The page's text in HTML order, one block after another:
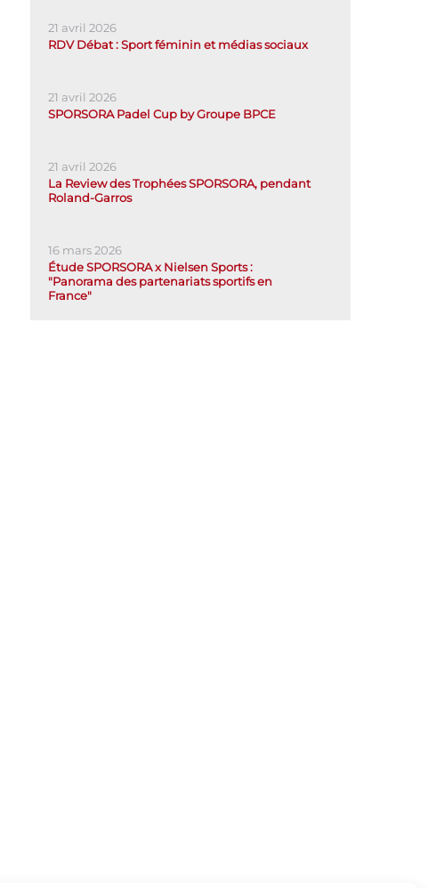
21 avril 2026
RDV Débat : Sport féminin et médias sociaux
21 avril 2026
SPORSORA Padel Cup by Groupe BPCE
21 avril 2026
La Review des Trophées SPORSORA, pendant
Roland-Garros
16 mars 2026
Étude SPORSORA x Nielsen Sports :
"Panorama des partenariats sportifs en
France"